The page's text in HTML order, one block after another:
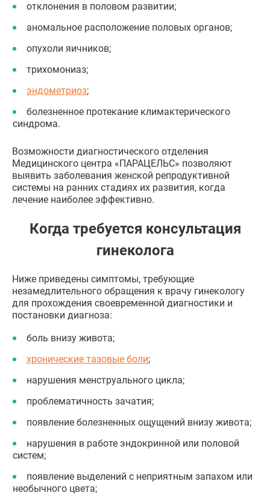
отклонения в половом развитии;
аномальное расположение половых органов;
опухоли яичников;
трихомониаз;
эндометриоз;
болезненное протекание климактерического
синдрома.
Возможности диагностического отделения
Медицинского центра «ПАРАЦЕЛЬС» позволяют
выявить заболевания женской репродуктивной
системы на ранних стадиях их развития, когда
лечение наиболее эффективно.
Когда требуется консультация
гинеколога
Ниже приведены симптомы, требующие
незамедлительного обращения к врачу гинекологу
для прохождения своевременной диагностики и
постановки диагноза:
боль внизу живота;
хронические тазовые боли;
нарушения менструального цикла;
проблематичность зачатия;
появление болезненных ощущений внизу живота;
нарушения в работе эндокринной или половой
систем;
появление выделений с неприятным запахом или
необычного цвета;